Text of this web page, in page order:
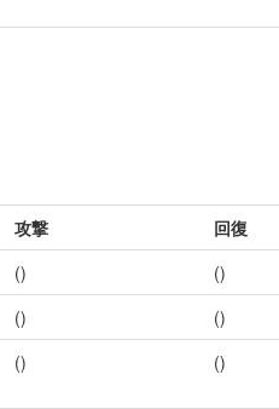
攻撃
回復
() ()
() ()
() ()